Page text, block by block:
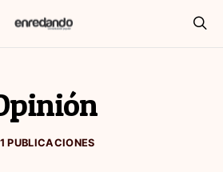
PUBLICACIONES